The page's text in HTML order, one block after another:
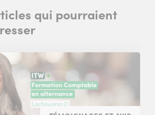
qui pourraient